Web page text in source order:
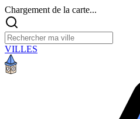
Chargement de la carte...
VILLES